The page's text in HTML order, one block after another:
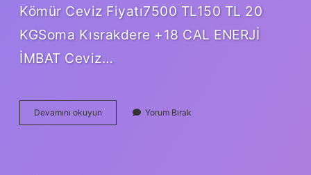
Kömür Ceviz Fiyatı7500 TL150 TL 20
KGSoma Kısrakdere +18 CAL ENERJİ
İMBAT Ceviz…
Devamını okuyun
Kömürün
Yorum Bırak